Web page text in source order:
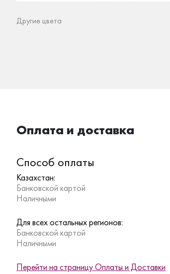
Другие цвета
Оплата и доставка
Способ оплаты
Казахстан:
Банковской картой
Наличными
Для всех остальных регионов:
Банковской картой
Наличными
Перейти на страницу Оплаты и Доставки